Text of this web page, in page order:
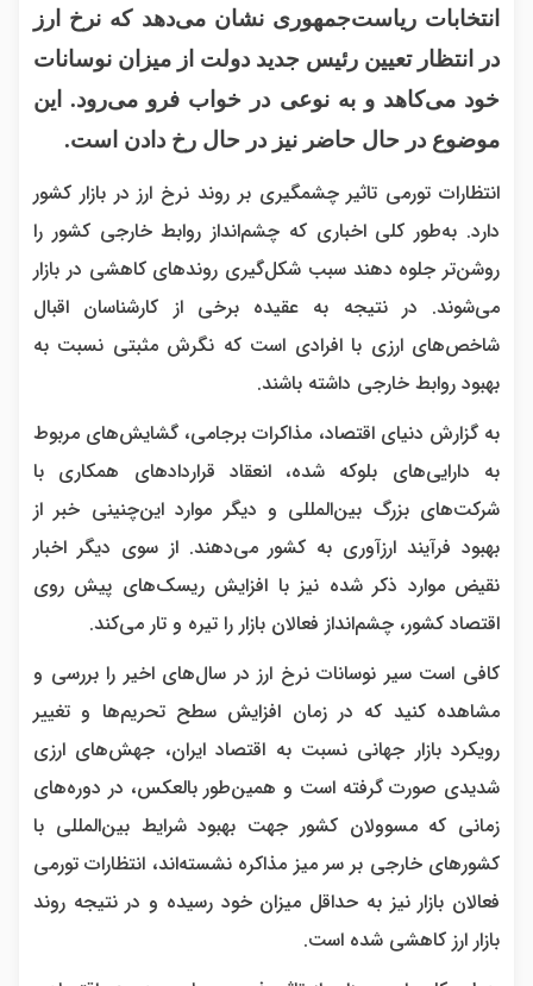
انتخابات ریاست‌جمهوری نشان می‌دهد که نرخ ارز
در انتظار تعیین رئیس جدید دولت از میزان نوسانات
خود می‌کاهد و به نوعی در خواب فرو می‌رود. این
موضوع در حال حاضر نیز در حال رخ دادن است.
انتظارات تورمی تاثیر چشمگیری بر روند نرخ ارز در بازار کشور
دارد. به‌طور کلی اخباری که چشم‌انداز روابط خارجی کشور را
روشن‌تر جلوه دهند سبب شکل‌گیری روندهای کاهشی در بازار
می‌شوند. در نتیجه به عقیده برخی از کارشناسان اقبال
شاخص‌های ارزی با افرادی است که نگرش مثبتی نسبت به
بهبود روابط خارجی داشته باشند.
به گزارش دنیای اقتصاد، مذاکرات برجامی، گشایش‌های مربوط
به دارایی‌های بلوکه شده، انعقاد قراردادهای همکاری با
شرکت‌های بزرگ بین‌المللی و دیگر موارد این‌چنینی خبر از
بهبود فرآیند ارزآوری به کشور می‌دهند. از سوی دیگر اخبار
نقیض موارد ذکر شده نیز با افزایش ریسک‌های پیش روی
اقتصاد کشور، چشم‌انداز فعالان بازار را تیره و تار می‌کند.
کافی است سیر نوسانات نرخ ارز در سال‌های اخیر را بررسی و
مشاهده کنید که در زمان افزایش سطح تحریم‌ها و تغییر
رویکرد بازار جهانی نسبت به اقتصاد ایران، جهش‌های ارزی
شدیدی صورت گرفته است و همین‌طور بالعکس، در دوره‌های
زمانی که مسوولان کشور جهت بهبود شرایط بین‌المللی با
کشورهای خارجی بر سر میز مذاکره نشسته‌اند، انتظارات تورمی
فعالان بازار نیز به حداقل میزان خود رسیده و در نتیجه روند
بازار ارز کاهشی شده است.